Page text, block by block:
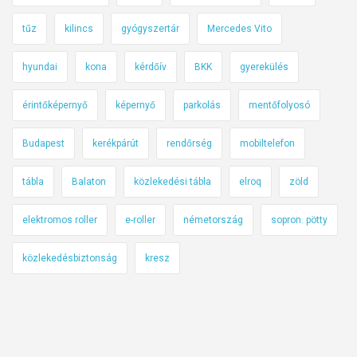
tűz kilincs gyógyszertár Mercedes Vito
hyundai kona kérdőív BKK gyerekülés
érintőképernyő képernyő parkolás mentőfolyosó
Budapest kerékpárút rendőrség mobiltelefon
tábla Balaton közlekedési tábla elroq zöld
elektromos roller e-roller németország sopron. pötty
közlekedésbiztonság kresz